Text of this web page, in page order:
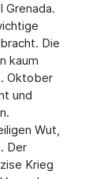
Grenada.
Die
kaum
Oktober
und
Wut,
Der
Krieg